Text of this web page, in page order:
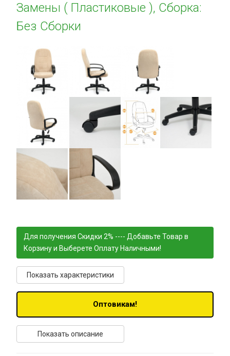
Замены ( Пластиковые ), Сборка:
Без Сборки
Для получения Скидки 2% ---- Добавьте Товар в
Корзину и Выберете Оплату Наличными!
Показать характеристики
Оптовикам!
Показать описание